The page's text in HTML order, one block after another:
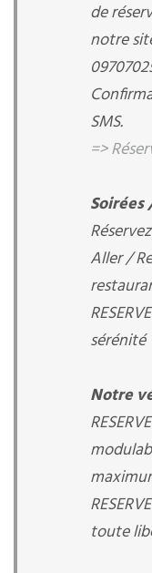
de
notre
SMS.
=>
Soirées
Aller /
sérénité
Notre
toute